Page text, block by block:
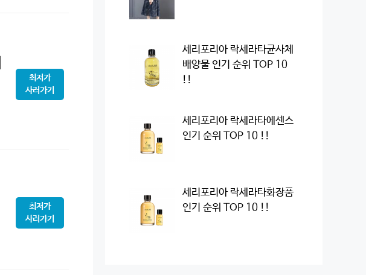
최저가
사러가기
최저가
사러가기
세리포리아 락세라타균사체
배양물 인기 순위 TOP 10
!!
세리포리아 락세라타에센스
인기 순위 TOP 10 !!
세리포리아 락세라타화장품
인기 순위 TOP 10 !!